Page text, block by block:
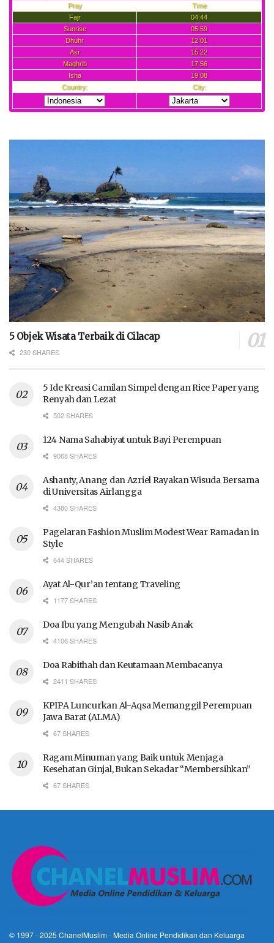
5 Objek Wisata Terbaik di Cilacap
230 SHARES
5 Ide Kreasi Camilan Simpel dengan Rice Paper yang
Renyah dan Lezat
502 SHARES
124 Nama Sahabiyat untuk Bayi Perempuan
9068 SHARES
Ashanty, Anang dan Azriel Rayakan Wisuda Bersama
di Universitas Airlangga
4380 SHARES
Pagelaran Fashion Muslim Modest Wear Ramadan in
Style
644 SHARES
Ayat Al-Qur’an tentang Traveling
1177 SHARES
Doa Ibu yang Mengubah Nasib Anak
4106 SHARES
Doa Rabithah dan Keutamaan Membacanya
2411 SHARES
KPIPA Luncurkan Al-Aqsa Memanggil Perempuan
Jawa Barat (ALMA)
67 SHARES
Ragam Minuman yang Baik untuk Menjaga
Kesehatan Ginjal, Bukan Sekadar “Membersihkan”
67 SHARES
© 1997 - 2025 ChanelMuslim - Media Online Pendidikan dan Keluarga